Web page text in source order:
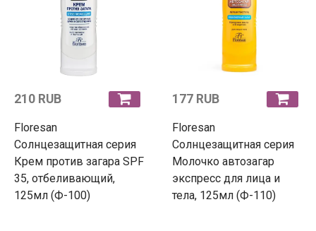
210 RUB
Floresan
Солнцезащитная серия
Крем против загара SPF
35, отбеливающий,
125мл (Ф-100)
177 RUB
Floresan
Солнцезащитная серия
Молочко автозагар
экспресс для лица и
тела, 125мл (Ф-110)